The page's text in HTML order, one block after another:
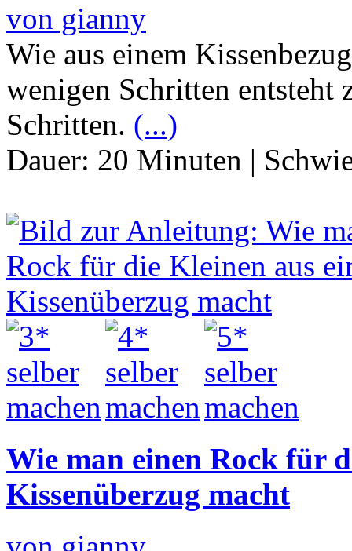
von gianny
Wie aus einem
wenigen Schritten entsteht
Schritten. (...)
Dauer: 20 Minuten |
Wie man einen Rock für
Kissenüberzug macht